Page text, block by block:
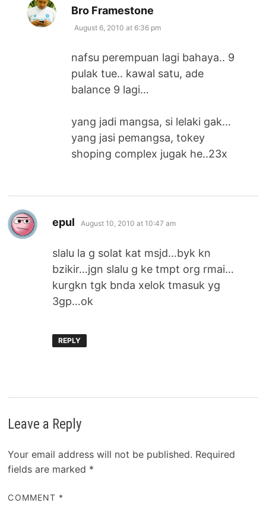
Bro Framestone
August 6, 2010 at 6:36 pm
nafsu perempuan lagi bahaya.. 9
pulak tue.. kawal satu, ade
balance 9 lagi…
yang jadi mangsa, si lelaki gak…
yang jasi pemangsa, tokey
shoping complex jugak he..23x
epul says:
August 10, 2010 at 10:47 am
slalu la g solat kat msjd…byk kn
bzikir…jgn slalu g ke tmpt org rmai…
kurgkn tgk bnda xelok tmasuk yg
3gp…ok
REPLY
Leave a Reply
Your email address will not be published. Required
fields are marked *
COMMENT *